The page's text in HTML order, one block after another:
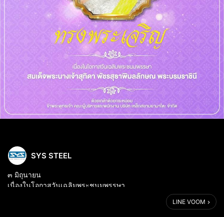
SYS STEEL
๓ มิถุนายน
เนื่องในโอกาสวันเฉลิมพระชนมพรรษา
สมเด็จพระนางเจ้าสุทิดา พัชรสุธาพิมลลักษณ พระบรมราชินี
LINE VOOM